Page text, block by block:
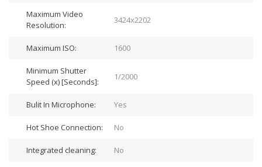
Maximum Video
Resolution:
3424x2202
Maximum ISO: 1600
Minimum Shutter
Speed (x) [Seconds]:
1/2000
Bulit In Microphone: Yes
Hot Shoe Connection: No
Integrated cleaning: No